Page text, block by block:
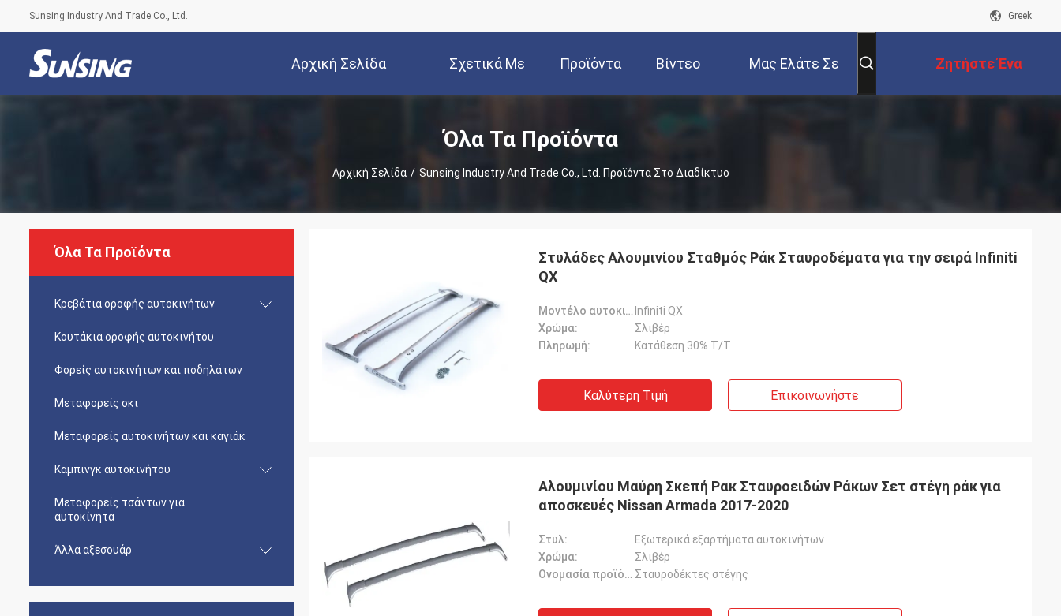
Sunsing Industry And Trade Co., Ltd. Greek
Αρχική Σελίδα Σχετικά Με
Εμάς
Προϊόντα Βίντεο Μας Ελάτε Σε Ζητήστε Ένα
Απόσπασμα
Όλα Τα Προϊόντα
Αρχική Σελίδα / Sunsing Industry And Trade Co., Ltd. Προϊόντα Στο Διαδίκτυο
Όλα Τα Προϊόντα
Κρεβάτια οροφής αυτοκινήτων
Κουτάκια οροφής αυτοκινήτου
Φορείς αυτοκινήτων και ποδηλάτων
Μεταφορείς σκι
Μεταφορείς αυτοκινήτων και καγιάκ
Καμπινγκ αυτοκινήτου
Μεταφορείς τσάντων για
αυτοκίνητα
Άλλα αξεσουάρ
Στυλάδες Αλουμινίου Σταθμός Ράκ Σταυροδέματα για την σειρά Infiniti
QX
Μοντέλο αυτοκινήτου: Infiniti QX
Χρώμα:
Σλιβέρ
Πληρωμή:
Κατάθεση 30% T/T
Καλύτερη Τιμή Επικοινωνήστε
Αλουμινίου Μαύρη Σκεπή Ρακ Σταυροειδών Ράκων Σετ στέγη ράκ για
αποσκευές Nissan Armada 2017-2020
Στυλ:
Εξωτερικά εξαρτήματα αυτοκινήτων
Χρώμα:
Σλιβέρ
Ονομασία προϊόντος: Σταυροδέκτες στέγης